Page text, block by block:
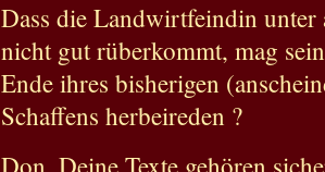
Dass die Landwirtfeindin unter
nicht gut rüberkommt, mag
Ende ihres bisherigen
Schaffens herbeireden ?